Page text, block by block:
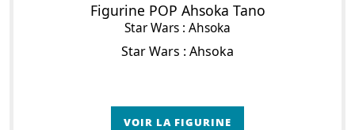
Figurine POP Ahsoka Tano
Star Wars : Ahsoka
Star Wars : Ahsoka
VOIR LA FIGURINE